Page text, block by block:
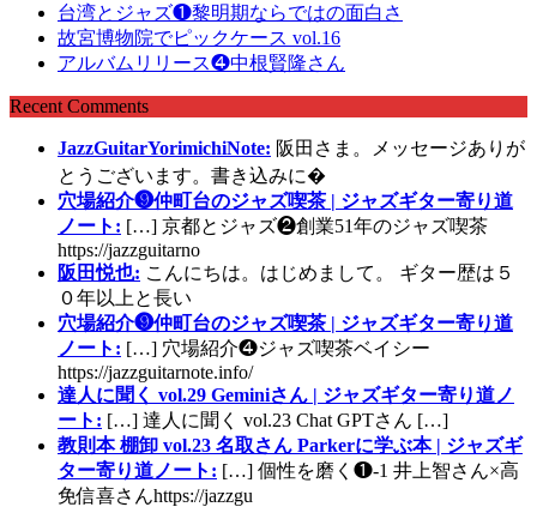
台湾とジャズ❶黎明期ならではの面白さ
故宮博物院でピックケース vol.16
アルバムリリース❹中根賢隆さん
Recent Comments
JazzGuitarYorimichiNote: 阪田さま。メッセージありが
とうございます。書き込みに�
穴場紹介❾仲町台のジャズ喫茶 | ジャズギター寄り道
ノート: […] 京都とジャズ❷創業51年のジャズ喫茶
https://jazzguitarno
阪田悦也: こんにちは。はじめまして。 ギター歴は５
０年以上と長い
穴場紹介❾仲町台のジャズ喫茶 | ジャズギター寄り道
ノート: […] 穴場紹介❹ジャズ喫茶ベイシー
https://jazzguitarnote.info/
達人に聞く vol.29 Geminiさん | ジャズギター寄り道ノ
ート: […] 達人に聞く vol.23 Chat GPTさん […]
教則本 棚卸 vol.23 名取さん Parkerに学ぶ本 | ジャズギ
ター寄り道ノート: […] 個性を磨く❶-1 井上智さん×高
免信喜さんhttps://jazzgu